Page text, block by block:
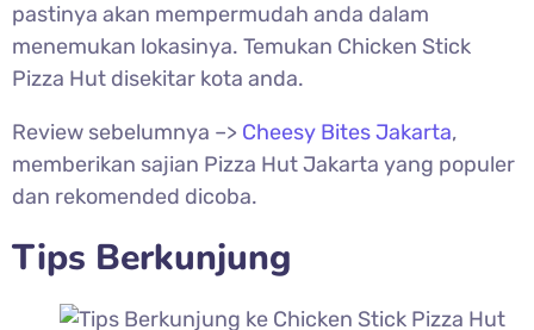
pastinya akan mempermudah anda dalam
menemukan lokasinya. Temukan Chicken Stick
Pizza Hut disekitar kota anda.
Review sebelumnya –> Cheesy Bites Jakarta,
memberikan sajian Pizza Hut Jakarta yang populer
dan rekomended dicoba.
Tips Berkunjung